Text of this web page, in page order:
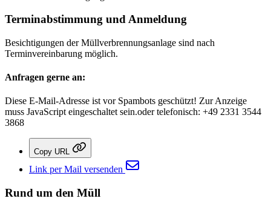
Terminabstimmung und Anmeldung
Besichtigungen der Müllverbrennungsanlage sind nach
Terminvereinbarung möglich.
Anfragen gerne an:
Diese E-Mail-Adresse ist vor Spambots geschützt! Zur Anzeige
muss JavaScript eingeschaltet sein.oder telefonisch: +49 2331 3544
3868
Copy URL
Link per Mail versenden
Rund um den Müll